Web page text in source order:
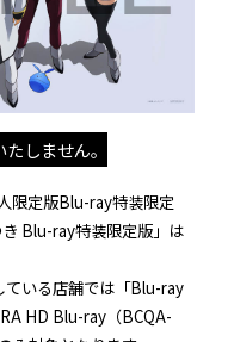
しません。
定版Blu-ray特装限定
Blu-ray特装限定版」は
いる店舗では「Blu-ray
HD Blu-ray（BCQA-